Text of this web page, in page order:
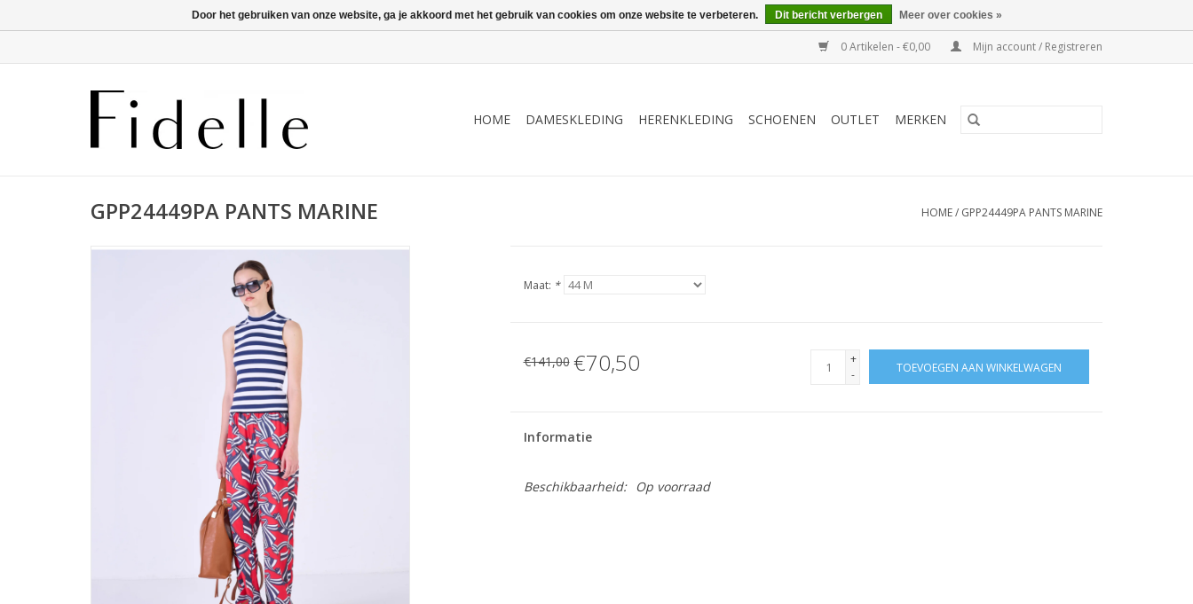
0 Artikelen - €0,00 Mijn account / Registreren
HOME DAMESKLEDING HERENKLEDING SCHOENEN OUTLET MERKEN
GPP24449PA PANTS MARINE HOME/ GPP24449PA PANTS MARINE
Maat: *
€141,00 €70,50
+
-
TOEVOEGEN AAN WINKELWAGEN
Informatie
Beschikbaarheid: Op voorraad
Door het gebruiken van onze website, ga je akkoord met het gebruik van cookies om onze website te verbeteren. Dit bericht verbergen Meer over cookies »